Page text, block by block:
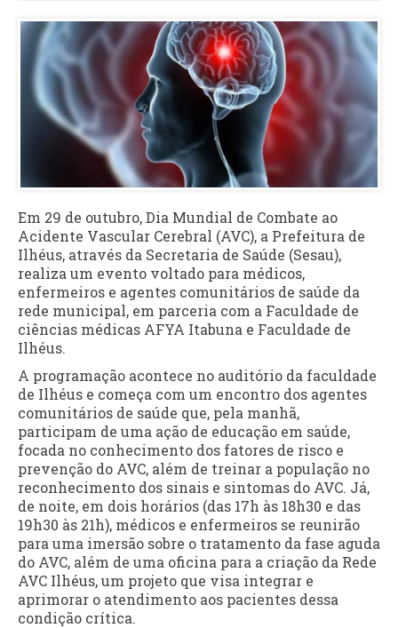
Em 29 de outubro, Dia Mundial de Combate ao
Acidente Vascular Cerebral (AVC), a Prefeitura de
Ilhéus, através da Secretaria de Saúde (Sesau),
realiza um evento voltado para médicos,
enfermeiros e agentes comunitários de saúde da
rede municipal, em parceria com a Faculdade de
ciências médicas AFYA Itabuna e Faculdade de
Ilhéus.
A programação acontece no auditório da faculdade
de Ilhéus e começa com um encontro dos agentes
comunitários de saúde que, pela manhã,
participam de uma ação de educação em saúde,
focada no conhecimento dos fatores de risco e
prevenção do AVC, além de treinar a população no
reconhecimento dos sinais e sintomas do AVC. Já,
de noite, em dois horários (das 17h às 18h30 e das
19h30 às 21h), médicos e enfermeiros se reunirão
para uma imersão sobre o tratamento da fase aguda
do AVC, além de uma oficina para a criação da Rede
AVC Ilhéus, um projeto que visa integrar e
aprimorar o atendimento aos pacientes dessa
condição crítica.